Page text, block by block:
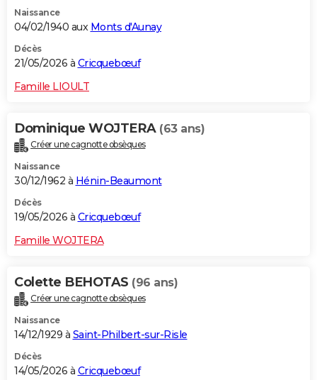
Naissance
04/02/1940 aux Monts d'Aunay
Décès
21/05/2026 à Cricquebœuf
Famille LIOULT
Dominique WOJTERA (63 ans)
Créer une cagnotte obsèques
Naissance
30/12/1962 à Hénin-Beaumont
Décès
19/05/2026 à Cricquebœuf
Famille WOJTERA
Colette BEHOTAS (96 ans)
Créer une cagnotte obsèques
Naissance
14/12/1929 à Saint-Philbert-sur-Risle
Décès
14/05/2026 à Cricquebœuf